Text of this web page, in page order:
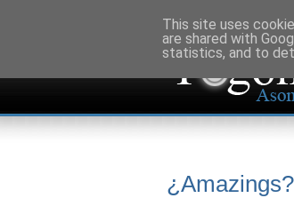
This site uses
are shared with
statistics, and to